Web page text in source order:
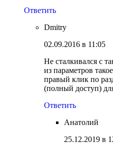
Ответить
Dmitry
02.09.2016 в 11:05
Не сталкивался с
из параметров
правый клик по
(полный доступ)
Ответить
Анатолий
25.12.2019 в